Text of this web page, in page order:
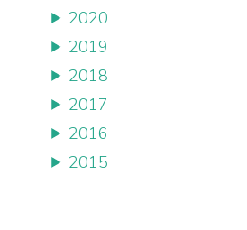
2020
2019
2018
2017
2016
2015